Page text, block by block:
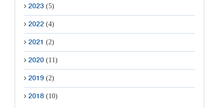
2023 (5)
2022 (4)
2021 (2)
2020 (11)
2019 (2)
2018 (10)